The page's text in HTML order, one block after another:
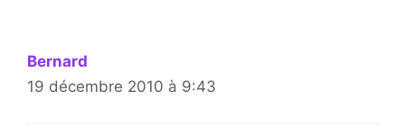
Bernard
19 décembre 2010 à 9:43